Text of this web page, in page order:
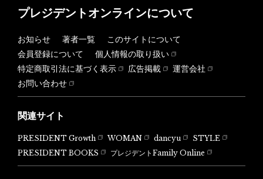
プレジデントオンラインについて
お知らせ 著者一覧
このサイトについて
会員登録について
個人情報の取り扱い
特定商取引法に基づく表示
広告掲載
運営会社
お問い合わせ
関連サイト
PRESIDENT Growth WOMAN dancyu
STYLE
PRESIDENT BOOKS
プレジデントFamily Online